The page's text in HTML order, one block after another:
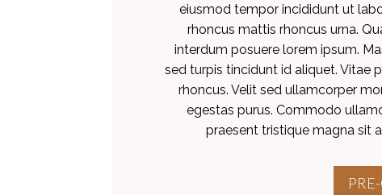
eiusmod tempor incididunt ut
rhoncus mattis rhoncus urna.
interdum posuere lorem ipsum.
sed turpis tincidunt id aliquet. Vitae
rhoncus. Velit sed ullamcorper
egestas purus. Commodo
praesent tristique magna sit